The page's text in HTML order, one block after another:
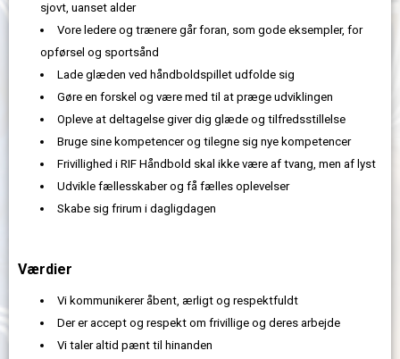
sjovt, uanset alder
Vore ledere og trænere går foran, som gode eksempler, for
opførsel og sportsånd
Lade glæden ved håndboldspillet udfolde sig
Gøre en forskel og være med til at præge udviklingen
Opleve at deltagelse giver dig glæde og tilfredsstillelse
Bruge sine kompetencer og tilegne sig nye kompetencer
Frivillighed i RIF Håndbold skal ikke være af tvang, men af lyst
Udvikle fællesskaber og få fælles oplevelser
Skabe sig frirum i dagligdagen
Værdier
Vi kommunikerer åbent, ærligt og respektfuldt
Der er accept og respekt om frivillige og deres arbejde
Vi taler altid pænt til hinanden